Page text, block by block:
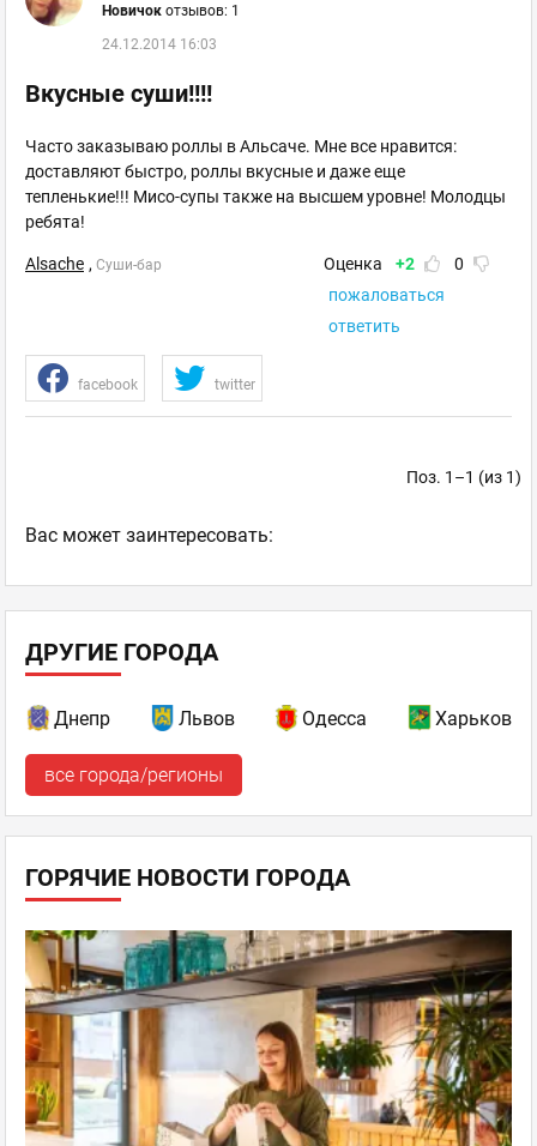
Новичок отзывов: 1
24.12.2014 16:03
Вкусные суши!!!!
Часто заказываю роллы в Альсаче. Мне все нравится:
доставляют быстро, роллы вкусные и даже еще
тепленькие!!! Мисо-супы также на высшем уровне! Молодцы
ребята!
Alsache , Суши-бар Оценка +2
0
пожаловаться
ответить
facebook twitter
Поз. 1–1 (из 1)
Ваc может заинтересовать:
ДРУГИЕ ГОРОДА
Днепр Львов Одесса Харьков
все города/регионы
ГОРЯЧИЕ НОВОСТИ ГОРОДА